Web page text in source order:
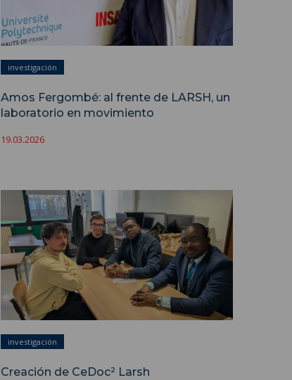
investigación
Amos Fergombé: al frente de LARSH, un
laboratorio en movimiento
19.03.2026
investigación
Creación de CeDoc² Larsh